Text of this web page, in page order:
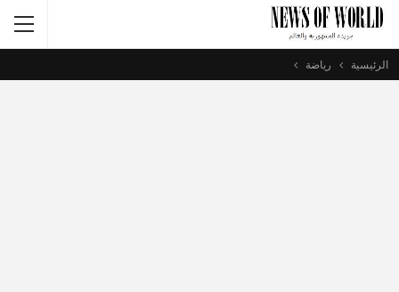
الرئيسية رياضة